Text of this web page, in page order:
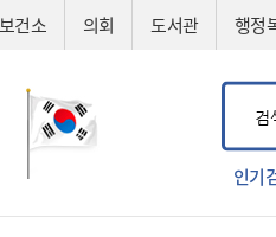
보건소 의회 도서관 행정
인기
예산서